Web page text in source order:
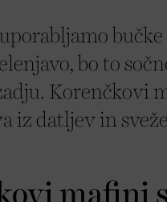
bo to
Korenčkovi
datljev in
mafini